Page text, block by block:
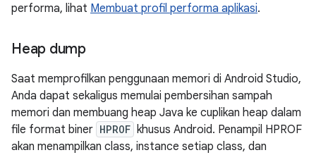
performa, lihat Membuat profil performa aplikasi.
Heap dump
Saat memprofilkan penggunaan memori di Android Studio,
Anda dapat sekaligus memulai pembersihan sampah
memori dan membuang heap Java ke cuplikan heap dalam
file format biner HPROF khusus Android. Penampil HPROF
akan menampilkan class, instance setiap class, dan